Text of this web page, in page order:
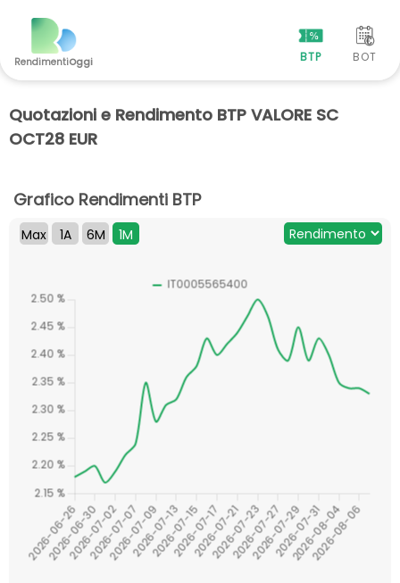
RendimentiOggi BTP BOT
Quotazioni e Rendimento BTP VALORE SC
OCT28 EUR
Grafico Rendimenti BTP
Max 1A 6M 1M